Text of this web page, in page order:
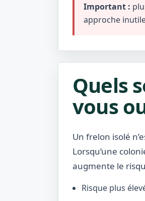
Important :
approche
Quels
vous
Un frelon isolé
Lorsqu’une
augmente le
Risque plus